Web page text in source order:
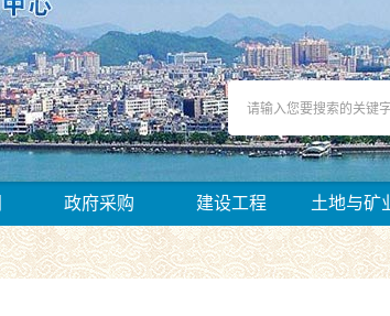
政府采购 建设工程 土地与矿